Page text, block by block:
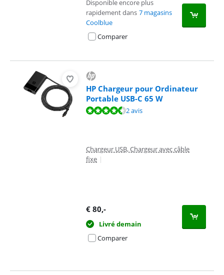
Disponible encore plus
rapidement dans 7 magasins
Coolblue
Comparer
HP Chargeur pour Ordinateur
Portable USB-C 65 W
La note est de 9,0 sur 10, basée sur 2 avis.2 avis
Chargeur USB, Chargeur avec câble
fixe |
€ 80,-
Livré demain
Comparer